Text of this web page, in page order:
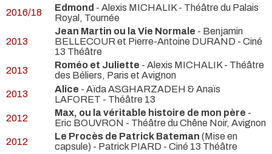
2016/18
Edmond - Alexis MICHALIK- Théâtre du Palais
Royal, Tournée
2013
Jean Martin ou la Vie Normale - Benjamin
BELLECOUR et Pierre-Antoine DURAND - Ciné
13 Théâtre
2013
Roméo et Juliette - Alexis MICHALIK- Théâtre
des Béliers, Paris et Avignon
2013
Alice - Aïda ASGHARZADEH & Anaïs
LAFORET - Théâtre 13
2012
Max, ou la véritable histoire de mon père -
Eric BOUVRON - Théâtre du Chêne Noir, Avignon
2012
Le Procès de Patrick Bateman (Mise en
capsule) - Patrick PIARD - Ciné 13 Théâtre